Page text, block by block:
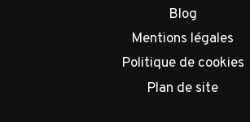
Blog
Mentions légales
Politique de cookies
Plan de site